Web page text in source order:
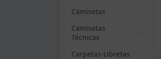
Camisetas
Camisetas
Técnicas
Carpetas-Libretas